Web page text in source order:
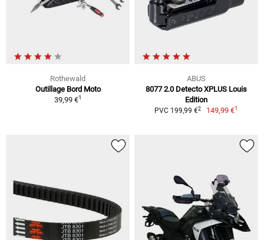
Rothewald
Outillage Bord Moto
39,99 €1
ABUS
8077 2.0 Detecto XPLUS Louis
Edition
PVC 199,99 €2 149,99 €1